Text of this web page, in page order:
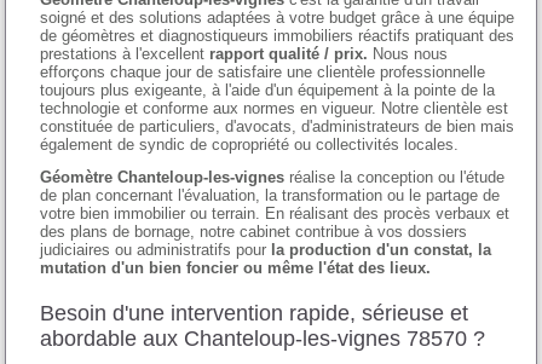
soigné et des solutions adaptées à votre budget grâce à une équipe
de géomètres et diagnostiqueurs immobiliers réactifs pratiquant des
prestations à l'excellent rapport qualité / prix. Nous nous
efforçons chaque jour de satisfaire une clientèle professionnelle
toujours plus exigeante, à l'aide d'un équipement à la pointe de la
technologie et conforme aux normes en vigueur. Notre clientèle est
constituée de particuliers, d'avocats, d'administrateurs de bien mais
également de syndic de copropriété ou collectivités locales.
Géomètre Chanteloup-les-vignes réalise la conception ou l'étude
de plan concernant l'évaluation, la transformation ou le partage de
votre bien immobilier ou terrain. En réalisant des procès verbaux et
des plans de bornage, notre cabinet contribue à vos dossiers
judiciaires ou administratifs pour la production d'un constat, la
mutation d'un bien foncier ou même l'état des lieux.
Besoin d'une intervention rapide, sérieuse et
abordable aux Chanteloup-les-vignes 78570 ?